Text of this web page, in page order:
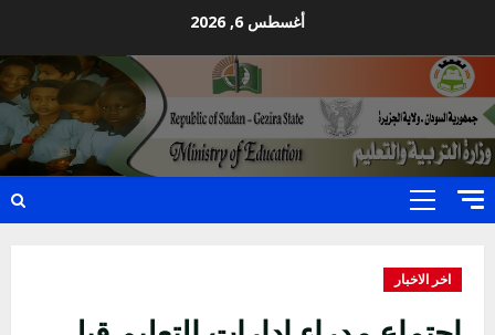
content
أغسطس 6, 2026
Primary
اخر الاخبار